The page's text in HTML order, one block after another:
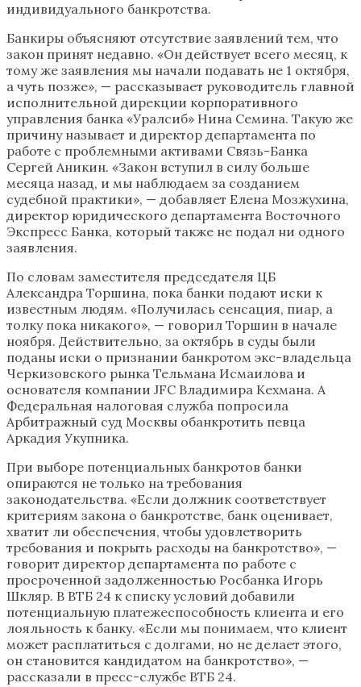
индивидуального банкротства.
Банкиры объясняют отсутствие заявлений тем, что
закон принят недавно. «Он действует всего месяц, к
тому же заявления мы начали подавать не 1 октября,
а чуть позже», — рассказывает руководитель главной
исполнительной дирекции корпоративного
управления банка «Уралсиб» Нина Семина. Такую же
причину называет и директор департамента по
работе с проблемными активами Связь-Банка
Сергей Аникин. «Закон вступил в силу больше
месяца назад, и мы наблюдаем за созданием
судебной практики», — добавляет Елена Мозжухина,
директор юридического департамента Восточного
Экспресс Банка, который также не подал ни одного
заявления.
По словам заместителя председателя ЦБ
Александра Торшина, пока банки подают иски к
известным людям. «Получилась сенсация, пиар, а
толку пока никакого», — говорил Торшин в начале
ноября. Действительно, за октябрь в суды были
поданы иски о признании банкротом экс-владельца
Черкизовского рынка Тельмана Исмаилова и
основателя компании JFC Владимира Кехмана. А
Федеральная налоговая служба попросила
Арбитражный суд Москвы обанкротить певца
Аркадия Укупника.
При выборе потенциальных банкротов банки
опираются не только на требования
законодательства. «Если должник соответствует
критериям закона о банкротстве, банк оценивает,
хватит ли обеспечения, чтобы удовлетворить
требования и покрыть расходы на банкротство», —
говорит директор департамента по работе с
просроченной задолженностью Росбанка Игорь
Шкляр. В ВТБ 24 к списку условий добавили
потенциальную платежеспособность клиента и его
лояльность к банку. «Если мы понимаем, что клиент
может расплатиться с долгами, но не делает этого,
он становится кандидатом на банкротство», —
рассказали в пресс-службе ВТБ 24.